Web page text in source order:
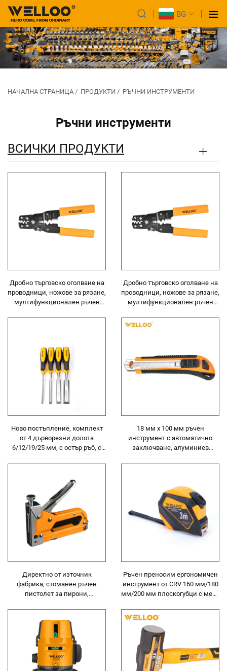
BG
НАЧАЛНА СТРАНИЦА / ПРОДУКТИ / РЪЧНИ ИНСТРУМЕНТИ
Ръчни инструменти
ВСИЧКИ ПРОДУКТИ
Дробно търговско оголване на
проводници, ножове за рязане,
мултифункционален ръчен
Дробно търговско оголване на
проводници, ножове за рязане,
мултифункционален ръчен
за проводници за оголване и
Ново постъпление, комплект
от 4 дърворезни долота
6/12/19/25 мм, с остър ръб, с
18 мм x 100 мм ръчен
инструмент с автоматично
заключване, алуминиев
Директно от източник
фабрика, стоманен ръчен
пистолет за пирони,
дървени изделия
Ръчен преносим ергономичен
инструмент от CRV 160 мм/180
мм/200 мм плоскогубци с мека